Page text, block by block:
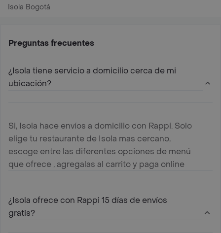
Isola Bogotá
Preguntas frecuentes
¿Isola tiene servicio a domicilio cerca de mi
ubicación?
Si, Isola hace envíos a domicilio con Rappi. Solo
elige tu restaurante de Isola mas cercano,
escoge entre las diferentes opciones de menú
que ofrece , agregalas al carrito y paga online
¿Isola ofrece con Rappi 15 días de envíos
gratis?